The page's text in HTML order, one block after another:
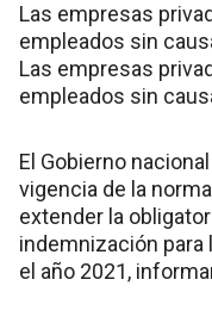
Las empresas
empleados sin
Las empresas
empleados sin
El Gobierno
vigencia de la
extender la
indemnización
el año 2021,